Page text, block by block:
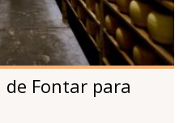
Fontar para